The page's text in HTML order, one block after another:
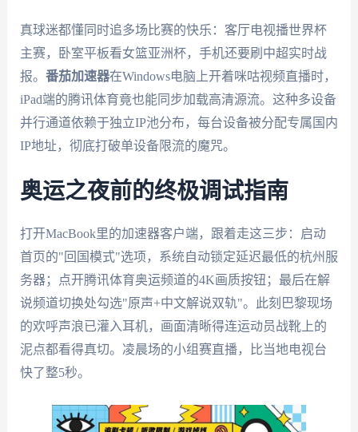
真球迷都懂同时追多场比赛的快乐：客厅电视播世界杯
主赛，卧室平板看女篮亚洲杯，手机还要刷中超实时战
报。 番茄加速器在Windows电脑上开着咪咕视频直播时，
iPad端的腾讯体育竟也能同步加载高清源流。这种多设备
并行通道依赖于独立IP池分布，每台设备被分配专属国内
IP地址，彻底打破单设备限流的魔咒。
奥运之夜前的终极调试指南
打开MacBook里的加速器客户端，跟着走这三步：启动
首页的"回国模式"选项，系统自动锁定延迟最低的杭州服
务器；点开腾讯体育奥运频道的4K画质按钮；最后在解
说频道切换处勾选"原声+中文解说双轨"。此刻巴黎现场
的欢呼声浪已灌入耳机，画面清晰得连运动员战靴上的
泥点都看得真切。凌晨场的小组赛直播，比当地电视台
快了整5秒。